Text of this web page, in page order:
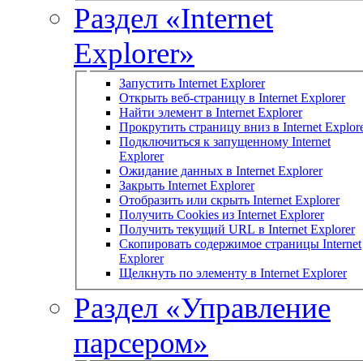
Раздел «Internet
Explorer»
Запустить Internet Explorer
Открыть веб-страницу в Internet Explorer
Найти элемент в Internet Explorer
Прокрутить страницу вниз в Internet
Подключиться к запущенному Internet
Explorer
Ожидание данных в Internet Explorer
Закрыть Internet Explorer
Отобразить или скрыть Internet Explorer
Получить Cookies из Internet Explorer
Получить текущий URL в Internet Explorer
Скопировать содержимое страницы Internet
Explorer
Щелкнуть по элементу в Internet Explorer
Раздел «Управление
парсером»